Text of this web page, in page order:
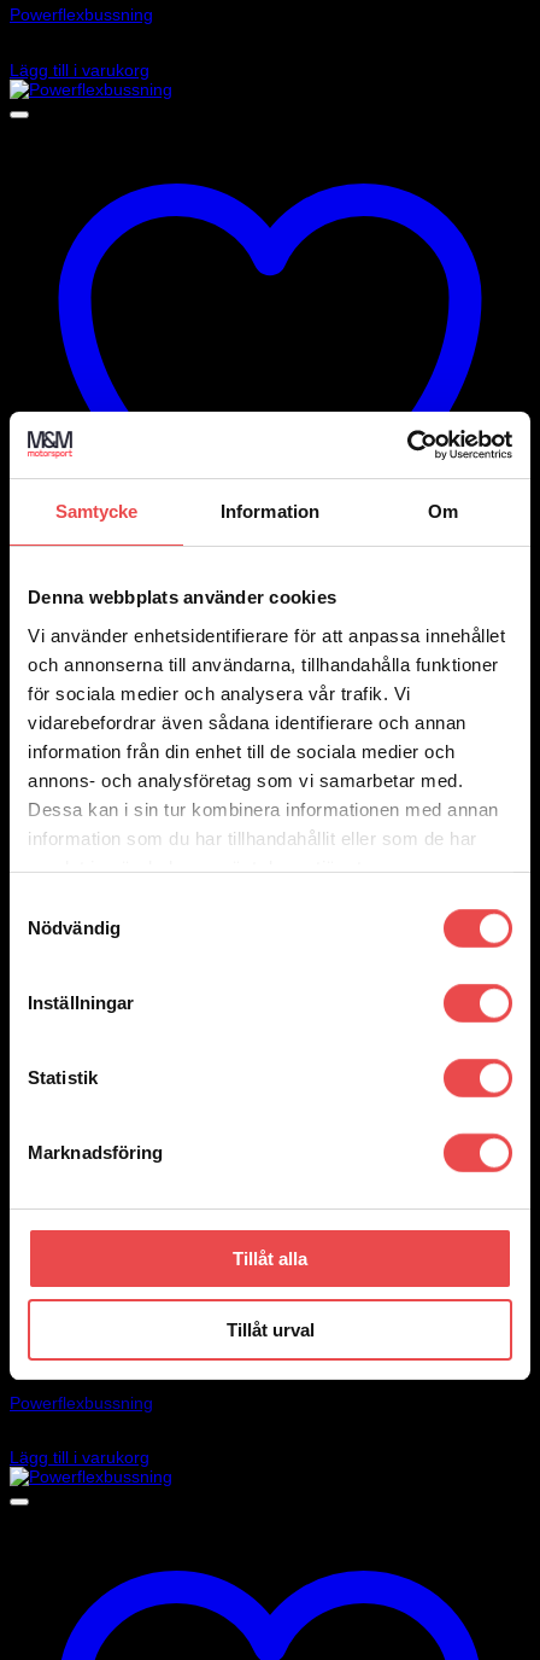
Samtycke Information Om
Denna webbplats använder cookies
Vi använder enhetsidentifierare för att anpassa innehållet
och annonserna till användarna, tillhandahålla funktioner
för sociala medier och analysera vår trafik. Vi
vidarebefordrar även sådana identifierare och annan
information från din enhet till de sociala medier och
annons- och analysföretag som vi samarbetar med.
Dessa kan i sin tur kombinera informationen med annan
information som du har tillhandahållit eller som de har
samlat in när du har använt deras tjänster.
Nödvändig
Inställningar
Statistik
Marknadsföring
Tillåt alla
Tillåt urval
Powerflexbussning
Lägg till i varukorg
Art.nr: PF32-130-80
1 135kr
Lägg till i varukorg
Art.nr: PF32-132
Powerflexbussning
Lägg till i varukorg